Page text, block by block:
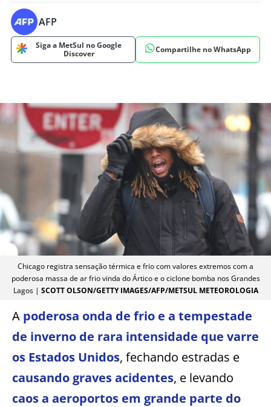
AFP
Siga a MetSul no Google
Discover
Compartilhe no WhatsApp
Chicago registra sensação térmica e frio com valores extremos com a
poderosa massa de ar frio vinda do Ártico e o ciclone bomba nos Grandes
Lagos | SCOTT OLSON/GETTY IMAGES/AFP/METSUL METEOROLOGIA
A poderosa onda de frio e a tempestade
de inverno de rara intensidade que varre
os Estados Unidos, fechando estradas e
causando graves acidentes, e levando
caos a aeroportos em grande parte do